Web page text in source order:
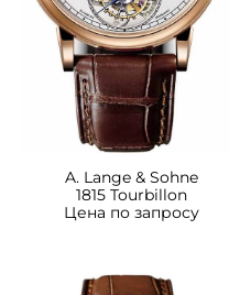
A. Lange & Sohne
1815 Tourbillon
Цена по запросу